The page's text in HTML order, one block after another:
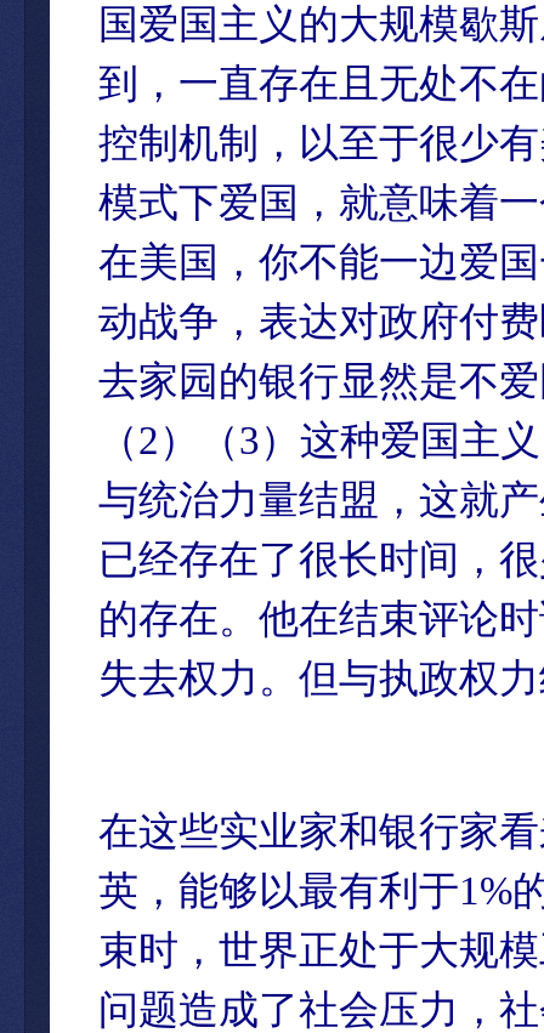
国爱国主义的大规模歇
到，一直存在且无处不
控制机制，以至于很少
模式下爱国，就意味着
在美国，你不能一边爱
动战争，表达对政府付
去家园的银行显然是不
（2）（3）这种爱国主
与统治力量结盟，这就
已经存在了很长时间，
的存在。他在结束评论
失去权力。但与执政权
在这些实业家和银行家
英，能够以最有利于1%
束时，世界正处于大规
问题造成了社会压力，